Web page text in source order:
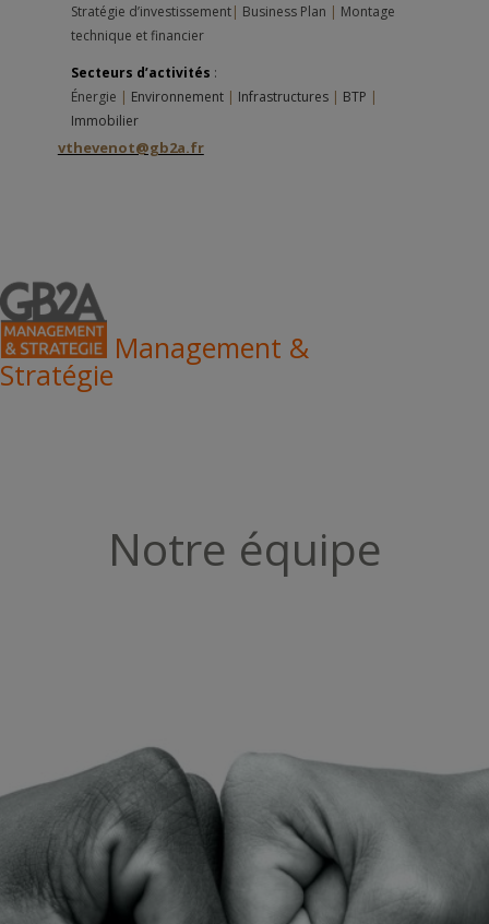
Stratégie d’investissement| Business Plan | Montage
technique et financier
Secteurs d’activités :
Énergie | Environnement | Infrastructures | BTP |
Immobilier
vthevenot@gb2a.fr
Management &
Stratégie
Notre équipe